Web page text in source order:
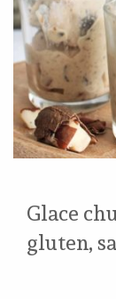
Glace
gluten,